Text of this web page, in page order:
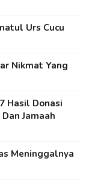
Urs Cucu
Nikmat Yang
Hasil Donasi
Jamaah
Meninggalnya